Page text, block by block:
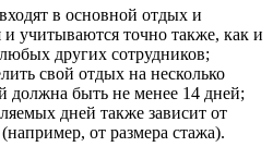
в основной отдых и
учитываются точно также, как и
других сотрудников;
свой отдых на несколько
должна быть не менее 14 дней;
дней также зависит от
от размера стажа).